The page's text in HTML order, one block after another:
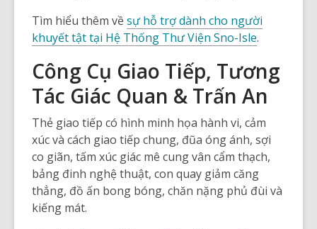
Tìm hiểu thêm vềsự hỗ trợ dành cho người
khuyết tật tại Hệ Thống Thư Viện Sno-Isle.
Công Cụ Giao Tiếp, Tương
Tác Giác Quan & Trấn An
Thẻ giao tiếp có hình minh họa hành vi, cảm
xúc và cách giao tiếp chung, đũa óng ánh, sợi
co giãn, tấm xúc giác mê cung vân cẩm thạch,
bảng đinh nghệ thuật, con quay giảm căng
thẳng, đồ ấn bong bóng, chăn nặng phủ đùi và
kiếng mát.